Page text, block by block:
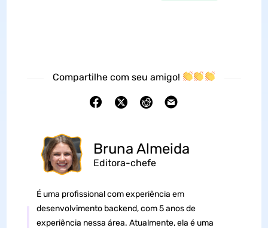
Compartilhe com seu amigo!
Bruna Almeida
Editora-chefe
É uma profissional com experiência em
desenvolvimento backend, com 5 anos de
experiência nessa área. Atualmente, ela é uma